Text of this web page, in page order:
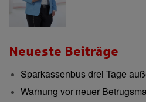
Neueste Beiträge
Sparkassenbus drei Tage
Warnung vor neuer